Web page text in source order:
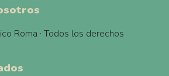
Roma · Todos los derechos